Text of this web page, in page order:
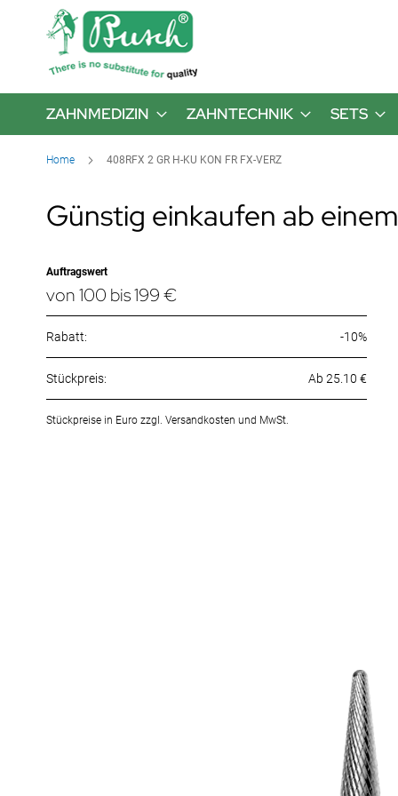
ZAHNMEDIZIN ZAHNTECHNIK SETS
Home 408RFX 2 GR H-KU KON FR FX-VERZ
Günstig einkaufen ab
Auftragswert
von 100 bis 199 €
Rabatt: -10%
Ab 25.10 €
Stückpreise in Euro zzgl. Versandkosten und MwSt.